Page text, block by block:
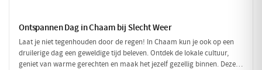
Ontspannen Dag in Chaam bij Slecht Weer
Laat je niet tegenhouden door de regen! In Chaam kun je ook op een
druilerige dag een geweldige tijd beleven. Ontdek de lokale cultuur,
geniet van warme gerechten en maak het jezelf gezellig binnen. Deze